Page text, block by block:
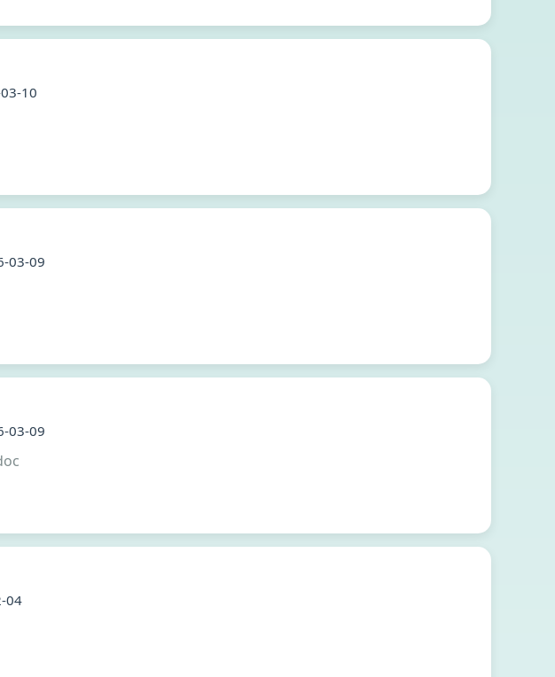
10
03-09
03-09
04